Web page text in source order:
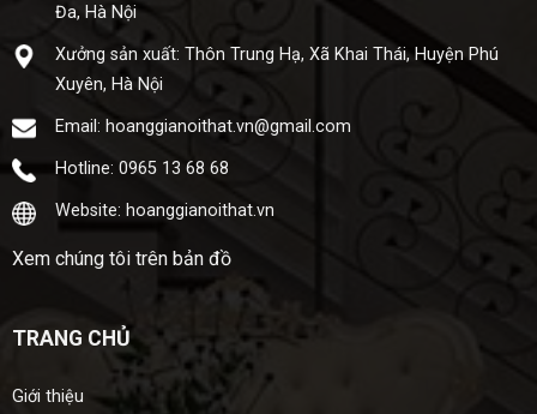
Đa, Hà Nội
Xưở​ng sả​n xuấ​t: Thôn Trung Hạ, Xã Khai Thái, Huyện Phú
Xuyên, Hà Nội
Email: hoanggianoithat.vn@gmail.com
Hotline: 0965 13 68 68
Website: hoanggianoithat.vn
Xem chúng tôi trên bản đồ
TRANG CHỦ
Giới thiệu